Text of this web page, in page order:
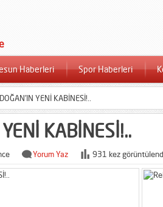
Haberleri Spor Haberleri
YENİ KABİNESİ!..
KABİNESİ!..
Yorum Yaz 931 kez